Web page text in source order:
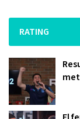
RATING